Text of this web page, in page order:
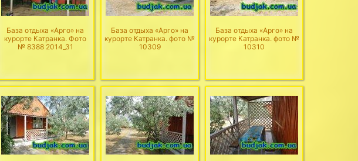
База отдыха «Арго» на
курорте Катранка. Фото
№ 8388 2014_31
База отдыха «Арго» на
курорте Катранка. фото №
10309
База отдыха «Арго» на
курорте Катранка. фото №
10310